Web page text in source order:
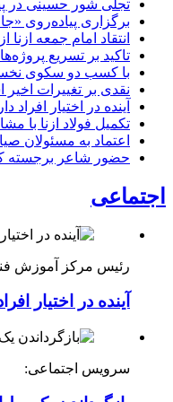
تجلی شور حسینی در
برگزاری پیاده‌روی
انتقاد امام جمعه ازنا
تاکید بر تسریع
با کسب دو سکوی
نقدی بر تغییرات اخیر
آینده در اختیار
تکمیل فولاد ازنا با
اعتماد به مسئولان
حضور شاعر برجسته
اجتماعی
رئیس مرکز آموزش
آینده در اختیار
سرویس اجتماعی: